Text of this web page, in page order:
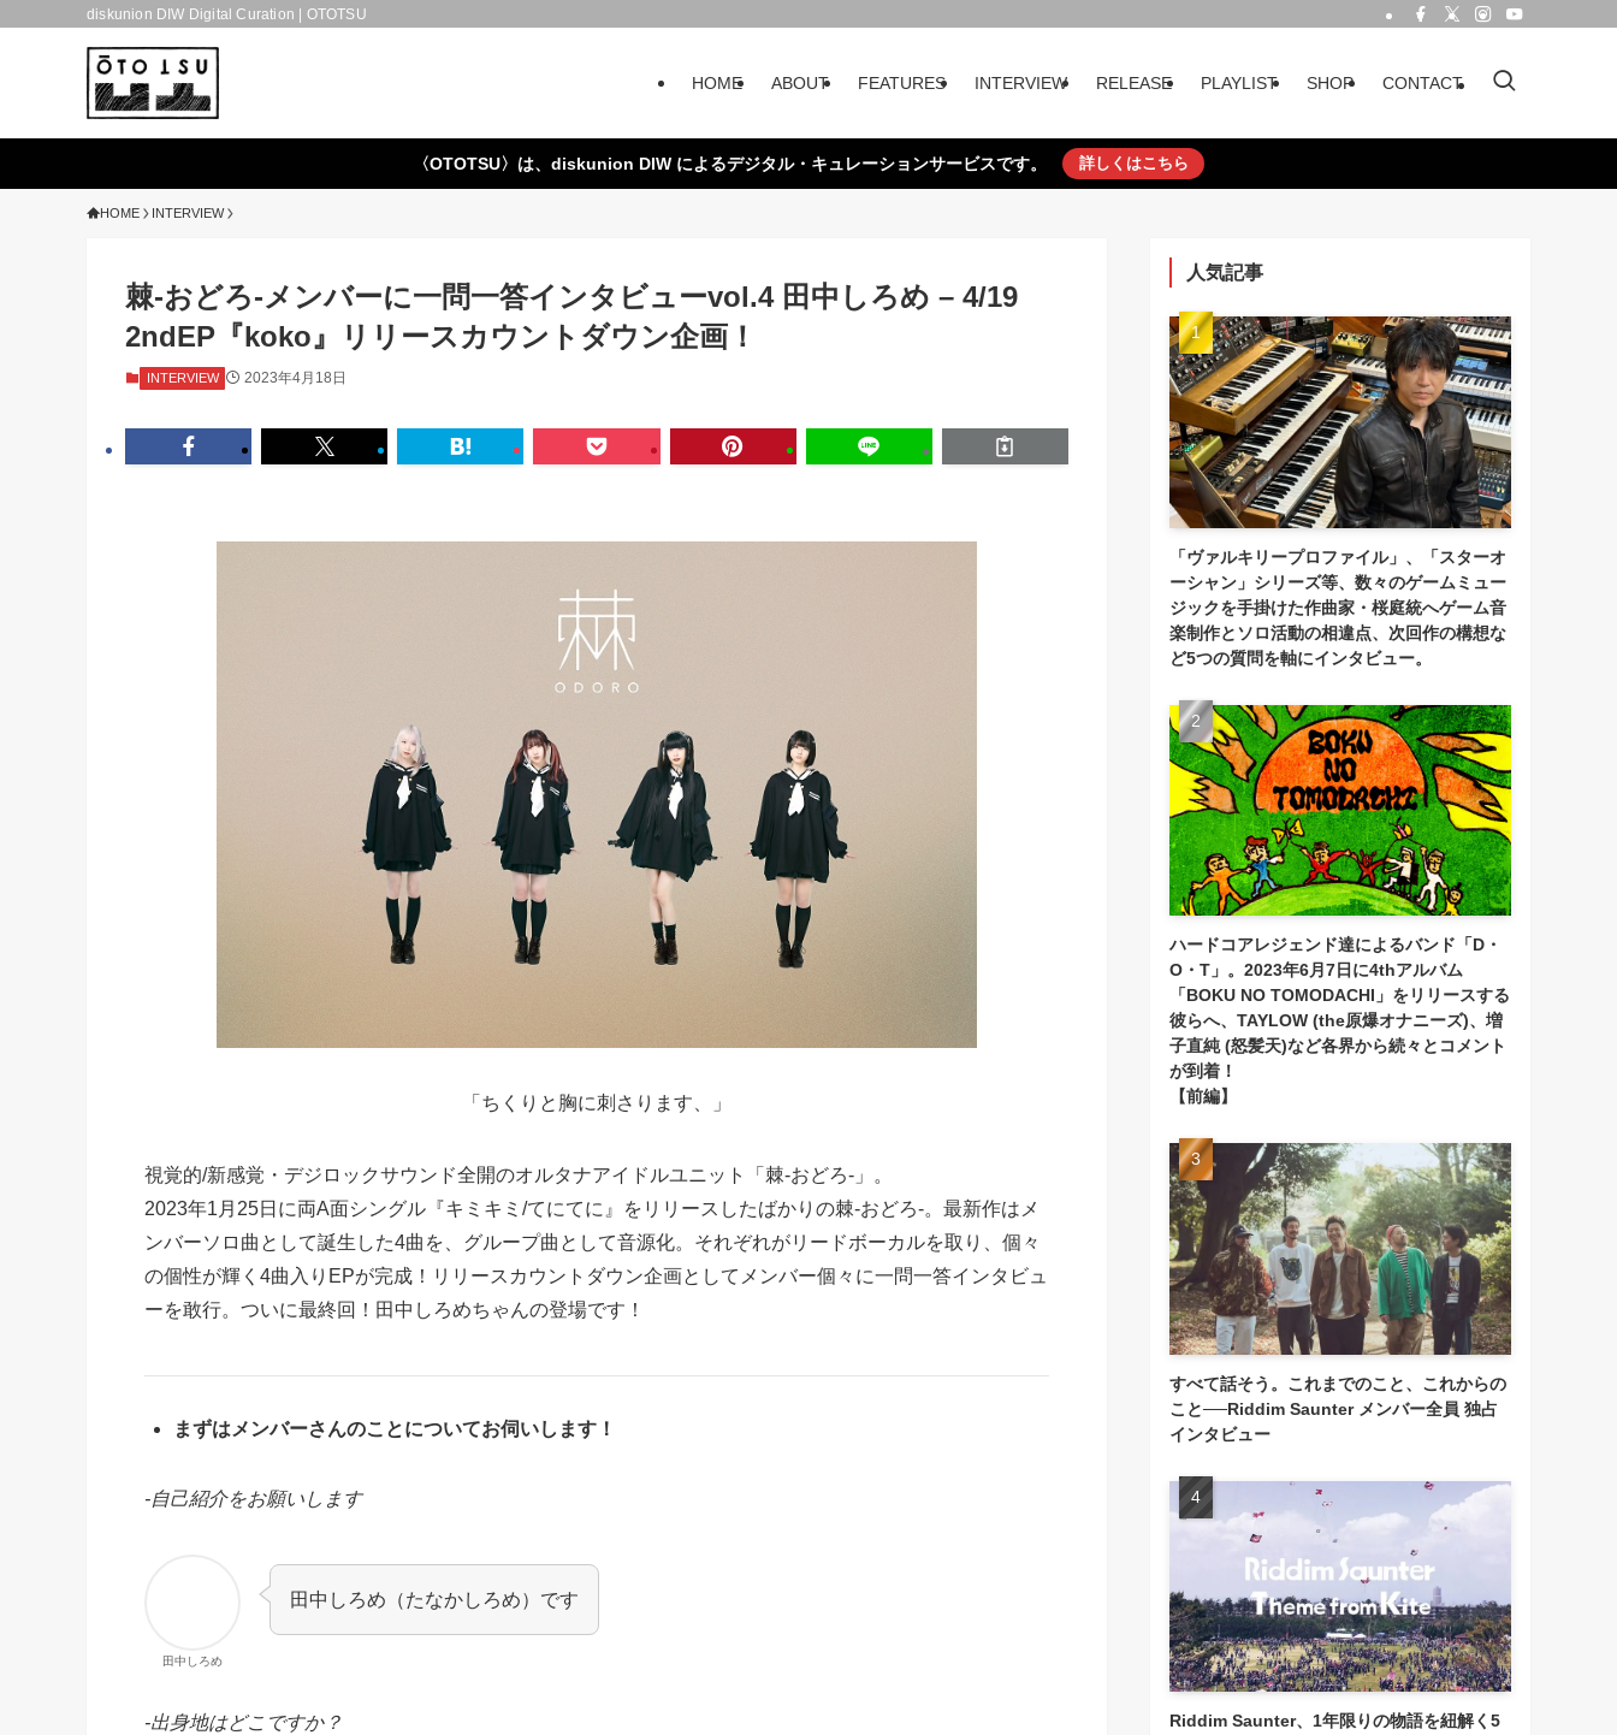
diskunion DIW Digital Curation | OTOTSU
HOME ABOUT FEATURES INTERVIEW RELEASE PLAYLIST SHOP CONTACT
〈OTOTSU〉は、diskunion DIW によるデジタル・キュレーションサービスです。 詳しくはこちら
HOME INTERVIEW
棘-おどろ-メンバーに一問一答インタビューvol.4 田中しろめ – 4/19
2ndEP『koko』リリースカウントダウン企画！
INTERVIEW 2023年4月18日
「ちくりと胸に刺さります、」
視覚的/新感覚・デジロックサウンド全開のオルタナアイドルユニット「棘-おどろ-」。
2023年1月25日に両A面シングル『キミキミ/てにてに』をリリースしたばかりの棘-おどろ-。最新作はメ
ンバーソロ曲として誕生した4曲を、グループ曲として音源化。それぞれがリードボーカルを取り、個々
の個性が輝く4曲入りEPが完成！リリースカウントダウン企画としてメンバー個々に一問一答インタビュ
ーを敢行。ついに最終回！田中しろめちゃんの登場です！
まずはメンバーさんのことについてお伺いします！
-自己紹介をお願いします
田中しろめ
田中しろめ（たなかしろめ）です
-出身地はどこですか？
人気記事
「ヴァルキリープロファイル」、「スターオ
ーシャン」シリーズ等、数々のゲームミュー
ジックを手掛けた作曲家・桜庭統へゲーム音
楽制作とソロ活動の相違点、次回作の構想な
ど5つの質問を軸にインタビュー。
ハードコアレジェンド達によるバンド「D・
O・T」。2023年6月7日に4thアルバム
「BOKU NO TOMODACHI」をリリースする
彼らへ、TAYLOW (the原爆オナニーズ)、増
子直純 (怒髪天)など各界から続々とコメント
が到着！
【前編】
すべて話そう。これまでのこと、これからの
こと──Riddim Saunter メンバー全員 独占
インタビュー
Riddim Saunter、1年限りの物語を紐解く5